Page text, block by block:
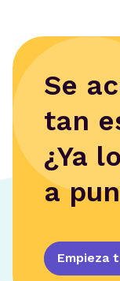
Se
tan
¿Ya
a
Empieza